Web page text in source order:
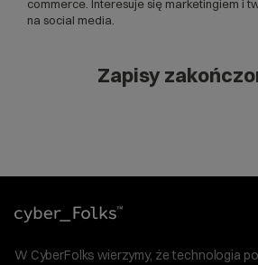
commerce. Interesuje się marketingiem i
na social media.
Zapisy
W CyberFolks wierzymy, że technologia